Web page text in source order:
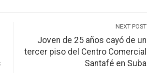
NEXT POST
Joven de 25 años cayó de un
tercer piso del Centro Comercial
Santafé en Suba